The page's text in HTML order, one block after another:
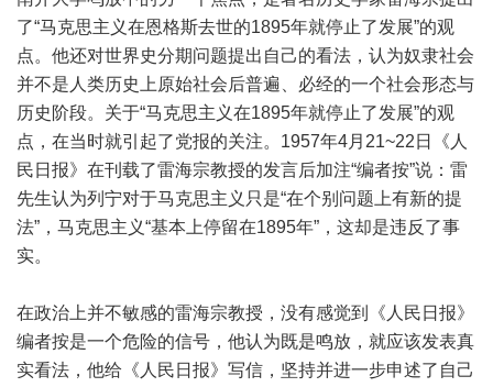
了“马克思主义在恩格斯去世的1895年就停止了发展”的观
点。他还对世界史分期问题提出自己的看法，认为奴隶社会
并不是人类历史上原始社会后普遍、必经的一个社会形态与
历史阶段。关于“马克思主义在1895年就停止了发展”的观
点，在当时就引起了党报的关注。1957年4月21~22日《人
民日报》在刊载了雷海宗教授的发言后加注“编者按”说：雷
先生认为列宁对于马克思主义只是“在个别问题上有新的提
法”，马克思主义“基本上停留在1895年”，这却是违反了事
实。
在政治上并不敏感的雷海宗教授，没有感觉到《人民日报》
编者按是一个危险的信号，他认为既是鸣放，就应该发表真
实看法，他给《人民日报》写信，坚持并进一步申述了自己